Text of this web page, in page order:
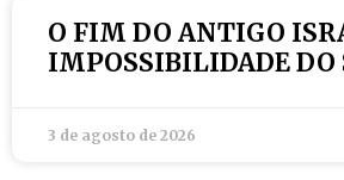
O FIM DO ANTIGO
IMPOSSIBILIDADE DO
3 de agosto de 2026